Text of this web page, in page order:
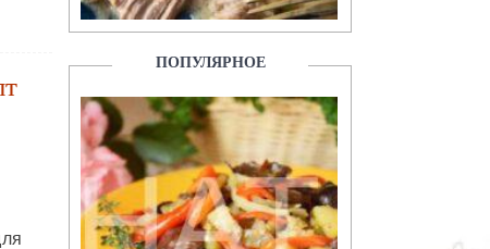
ПОПУЛЯРНОЕ